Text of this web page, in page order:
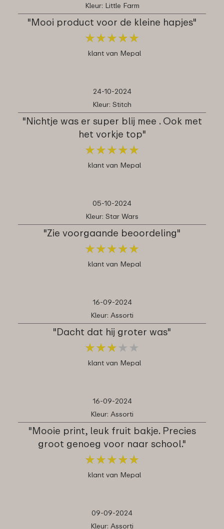
Kleur: Little Farm
"Mooi product voor de kleine hapjes"
★★★★★
★★★★★
klant van Mepal
24-10-2024
Kleur: Stitch
"Nichtje was er super blij mee . Ook met
het vorkje top"
★★★★★
★★★★★
klant van Mepal
05-10-2024
Kleur: Star Wars
"Zie voorgaande beoordeling"
★★★★★
★★★★★
klant van Mepal
16-09-2024
Kleur: Assorti
"Dacht dat hij groter was"
★★★ ★ ★
★★★ ★ ★
klant van Mepal
16-09-2024
Kleur: Assorti
"Mooie print, leuk fruit bakje. Precies
groot genoeg voor naar school."
★★★★★
★★★★★
klant van Mepal
09-09-2024
Kleur: Assorti